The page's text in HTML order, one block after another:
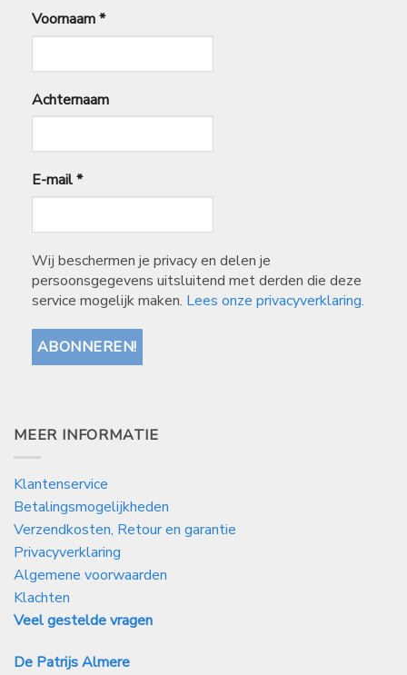
Voornaam*
Achternaam
E-mail*
Wij beschermen je privacy en delen je
persoonsgegevens uitsluitend met derden die deze
service mogelijk maken. Lees onze privacyverklaring.
MEER INFORMATIE
Klantenservice
Betalingsmogelijkheden
Verzendkosten, Retour en garantie
Privacyverklaring
Algemene voorwaarden
Klachten
Veel gestelde vragen
De Patrijs Almere